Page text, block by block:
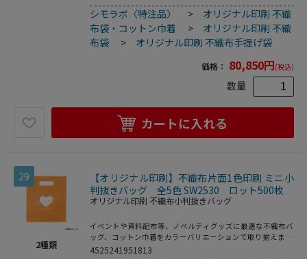
シモラボ〈特注品〉 > オリジナル印刷 不織
布袋・コットン巾着
> オリジナル印刷 不織
布袋
> オリジナル印刷 不織布手提げ袋
価格： 80,850円(税込)
数量
カートに入れる
29
2種類
【オリジナル印刷】不織布片面1色印刷 ミニ小
判抜きバッグ 全5色 SW2530 ロット500枚
オリジナル印刷 不織布小判抜きバッグ
イベントや資料配布等、ノベルティグッズに最適な不織布バ
ッグ、コットン巾着をカラーバリエーションで取り揃えまし
た。片面シルク1色印刷、印刷領域は別途テンプレートでご
4525241951813